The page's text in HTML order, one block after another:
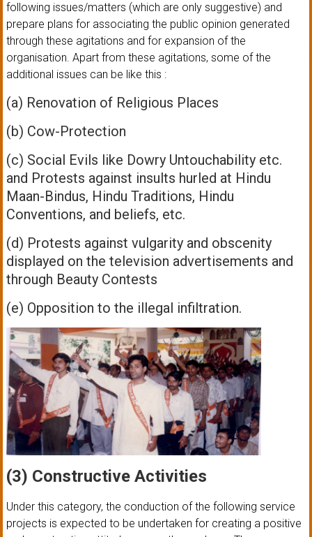
following issues/matters (which are only suggestive) and
prepare plans for associating the public opinion generated
through these agitations and for expansion of the
organisation. Apart from these agitations, some of the
additional issues can be like this :
(a) Renovation of Religious Places
(b) Cow-Protection
(c) Social Evils like Dowry Untouchability etc.
and Protests against insults hurled at Hindu
Maan-Bindus, Hindu Traditions, Hindu
Conventions, and beliefs, etc.
(d) Protests against vulgarity and obscenity
displayed on the television advertisements and
through Beauty Contests
(e) Opposition to the illegal infiltration.
(3) Constructive Activities
Under this category, the conduction of the following service
projects is expected to be undertaken for creating a positive